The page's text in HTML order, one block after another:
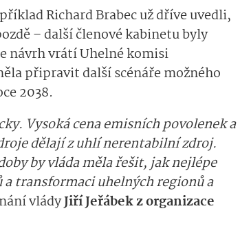
Richard Brabec už dříve uvedli,
– další členové kabinetu byly
návrh vrátí Uhelné komisi
připravit další scénáře možného
2038.
Vysoká cena emisních povolenek a
dělají z uhlí nerentabilní zdroj.
by vláda měla řešit, jak nejlépe
transformaci uhelných regionů a
vládyJiří Jeřábek z organizace